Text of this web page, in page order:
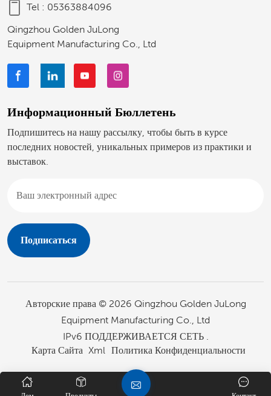
Tel : 05363884096
Qingzhou Golden JuLong
Equipment Manufacturing Co., Ltd
Информационный Бюллетень
Подпишитесь на нашу рассылку, чтобы быть в курсе
последних новостей, уникальных примеров из практики и
выставок.
Авторские права © 2026 Qingzhou Golden JuLong
Equipment Manufacturing Co., Ltd
IPv6 ПОДДЕРЖИВАЕТСЯ СЕТЬ .
Карта Сайта Xml Политика Конфиденциальности